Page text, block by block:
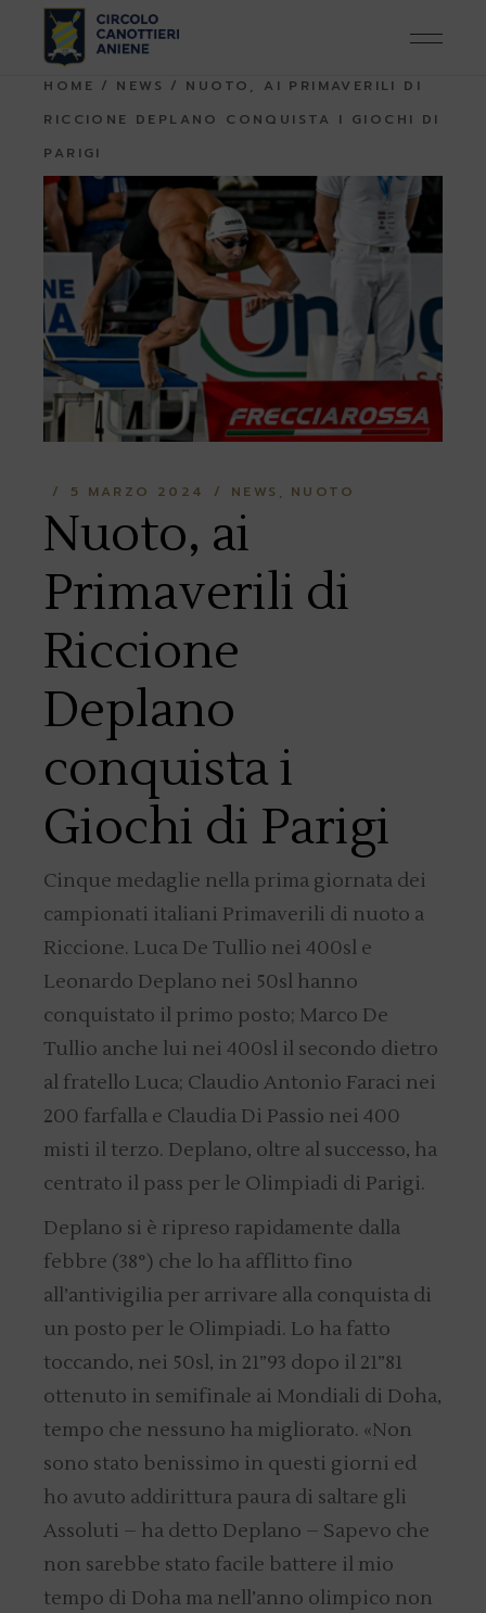
content
HOME NEWS
NUOTO, AI PRIMAVERILI DI
RICCIONE DEPLANO CONQUISTA I GIOCHI DI
PARIGI
5 MARZO 2024 NEWS NUOTO
Nuoto, ai
Primaverili di
Riccione
Deplano
conquista i
Giochi di Parigi
Cinque medaglie nella prima giornata dei
campionati italiani Primaverili di nuoto a
Riccione. Luca De Tullio nei 400sl e
Leonardo Deplano nei 50sl hanno
conquistato il primo posto; Marco De
Tullio anche lui nei 400sl il secondo dietro
al fratello Luca; Claudio Antonio Faraci nei
200 farfalla e Claudia Di Passio nei 400
misti il terzo. Deplano, oltre al successo, ha
centrato il pass per le Olimpiadi di Parigi.
Deplano si è ripreso rapidamente dalla
febbre (38°) che lo ha afflitto fino
all’antivigilia per arrivare alla conquista di
un posto per le Olimpiadi. Lo ha fatto
toccando, nei 50sl, in 21”93 dopo il 21”81
ottenuto in semifinale ai Mondiali di Doha,
tempo che nessuno ha migliorato. «Non
sono stato benissimo in questi giorni ed
ho avuto addirittura paura di saltare gli
Assoluti – ha detto Deplano – Sapevo che
non sarebbe stato facile battere il mio
tempo di Doha ma nell’anno olimpico non